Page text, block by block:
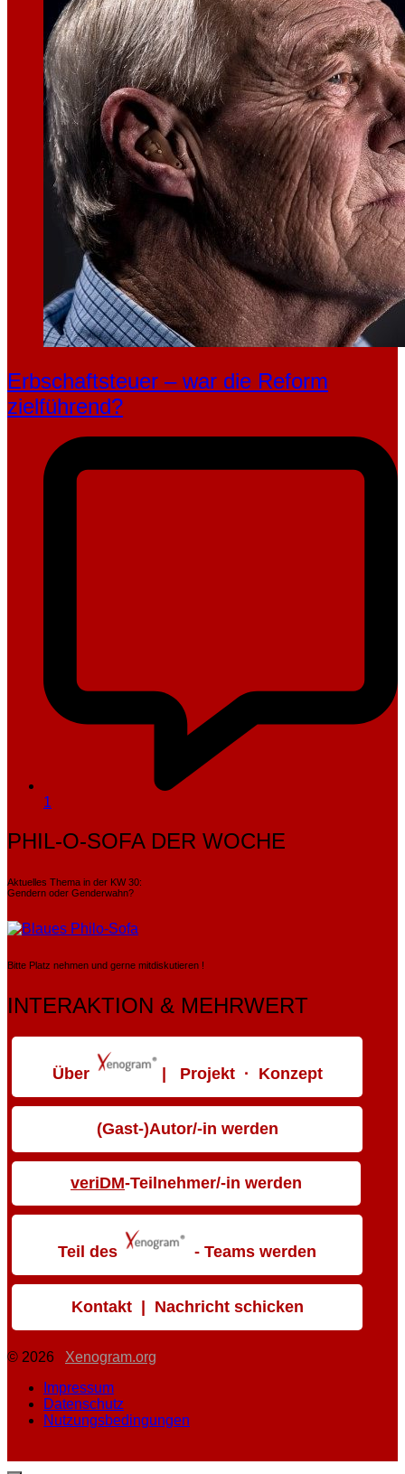
Erbschaftsteuer – war die Reform
zielführend?
1
PHIL-O-SOFA DER WOCHE
Aktuelles Thema in der KW 30:
Gendern oder Genderwahn?
Bitte Platz nehmen und gerne mitdiskutieren !
INTERAKTION & MEHRWERT
Über | Projekt · Konzept
(Gast-)Autor/-in werden
veriDM-Teilnehmer/-in werden
Teil des - Teams werden
Kontakt | Nachricht schicken
© 2026
Xenogram.org
Impressum
Datenschutz
Nutzungsbedingungen